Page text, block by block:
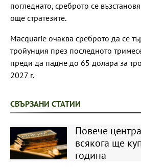
погледнато, среброто се
още стратезите.
Macquarie очаква среброто да се
тройунция през последното
преди да падне до 65 долара за
2027 г.
СВЪРЗАНИ СТАТИИ
Повече
всякога ще
година